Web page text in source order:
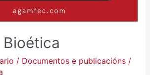
Bioética
/ Documentos e publicacións/